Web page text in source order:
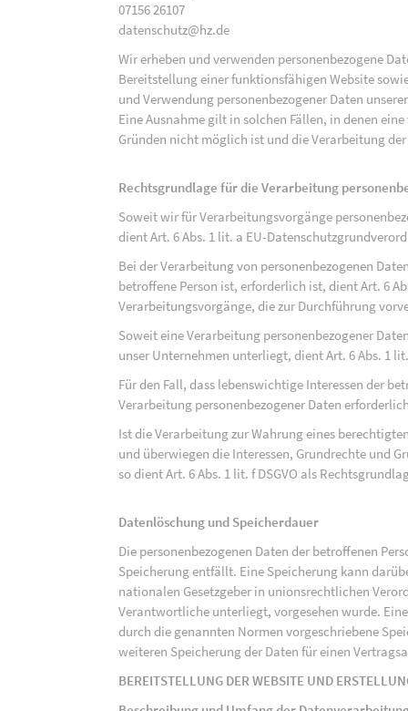
07156 26107
datenschutz@hz.de
Wir erheben und verwenden personenbezogene
Bereitstellung einer funktionsfähigen Website
und Verwendung personenbezogener Daten
Eine Ausnahme gilt in solchen Fällen, in denen
Gründen nicht möglich ist und die Verarbeitung
Rechtsgrundlage für die Verarbeitung
Soweit wir für Verarbeitungsvorgänge
dient Art. 6 Abs. 1 lit. a EU-
Bei der Verarbeitung von personenbezogenen
betroffene Person ist, erforderlich ist, dient Art. 6
Verarbeitungsvorgänge, die zur Durchführung
Soweit eine Verarbeitung personenbezogener
unser Unternehmen unterliegt, dient Art. 6 Abs. 1
Für den Fall, dass lebenswichtige Interessen der
Verarbeitung personenbezogener Daten
Ist die Verarbeitung zur Wahrung eines
und überwiegen die Interessen, Grundrechte und
so dient Art. 6 Abs. 1 lit. f DSGVO als
Datenlöschung und Speicherdauer
Die personenbezogenen Daten der betroffenen
Speicherung entfällt. Eine Speicherung kann
nationalen Gesetzgeber in unionsrechtlichen
Verantwortliche unterliegt, vorgesehen wurde.
durch die genannten Normen vorgeschriebene
weiteren Speicherung der Daten für einen
BEREITSTELLUNG DER WEBSITE UND